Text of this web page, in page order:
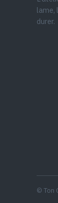
lame,
durer.
© Ton